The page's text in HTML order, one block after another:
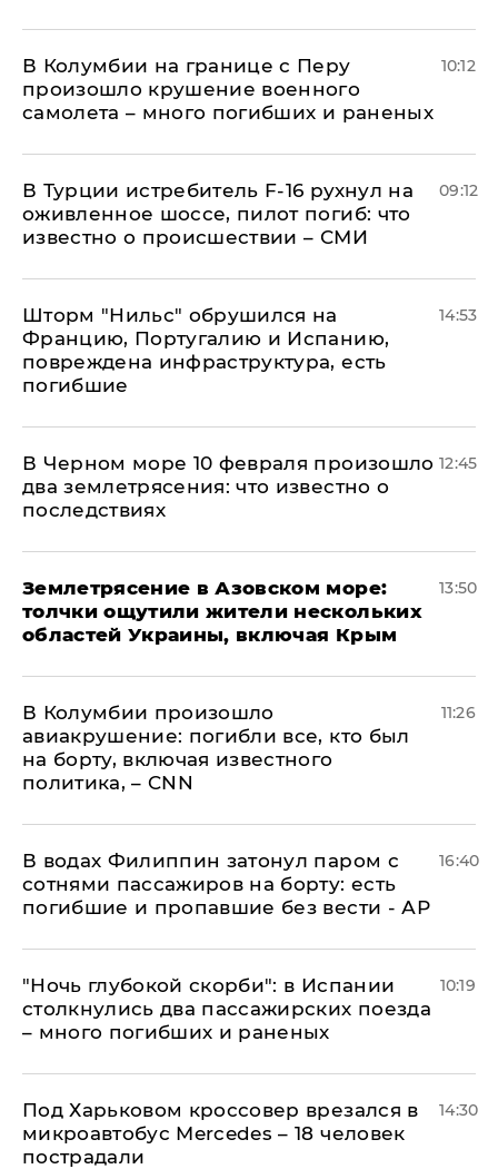
В Колумбии на границе с Перу
произошло крушение военного
самолета – много погибших и раненых
10:12
В Турции истребитель F-16 рухнул на
оживленное шоссе, пилот погиб: что
известно о происшествии – СМИ
09:12
Шторм "Нильс" обрушился на
Францию, Португалию и Испанию,
повреждена инфраструктура, есть
погибшие
14:53
В Черном море 10 февраля произошло
два землетрясения: что известно о
последствиях
12:45
Землетрясение в Азовском море:
толчки ощутили жители нескольких
областей Украины, включая Крым
13:50
В Колумбии произошло
авиакрушение: погибли все, кто был
на борту, включая известного
политика, – CNN
11:26
В водах Филиппин затонул паром с
сотнями пассажиров на борту: есть
погибшие и пропавшие без вести - АР
16:40
"Ночь глубокой скорби": в Испании
столкнулись два пассажирских поезда
– много погибших и раненых
10:19
Под Харьковом кроссовер врезался в
микроавтобус Mercedes – 18 человек
пострадали
14:30